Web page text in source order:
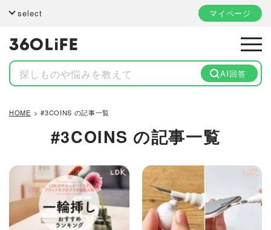
select マイページ
AI回答
HOME #3COINS の記事一覧
#3COINS の記事一覧